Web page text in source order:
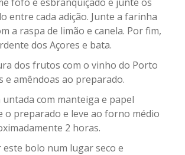
entre cada adição. Junte a farinha
a raspa de limão e canela. Por fim,
dos Açores e bata.
dos frutos com o vinho do Porto
e amêndoas ao preparado.
com manteiga e papel
o preparado e leve ao forno médio
2 horas.
este bolo num lugar seco e